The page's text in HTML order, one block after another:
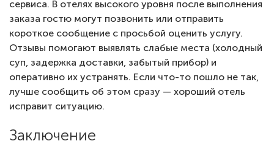
сервиса. В отелях высокого уровня после выполнения
заказа гостю могут позвонить или отправить
короткое сообщение с просьбой оценить услугу.
Отзывы помогают выявлять слабые места (холодный
суп, задержка доставки, забытый прибор) и
оперативно их устранять. Если что-то пошло не так,
лучше сообщить об этом сразу — хороший отель
исправит ситуацию.
Заключение